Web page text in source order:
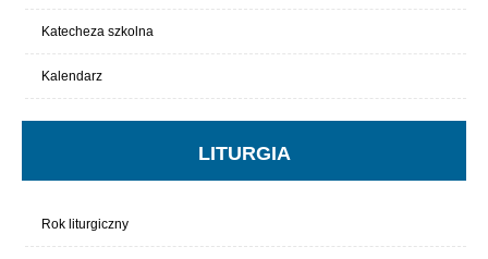
Katecheza szkolna
Kalendarz
LITURGIA
Rok liturgiczny